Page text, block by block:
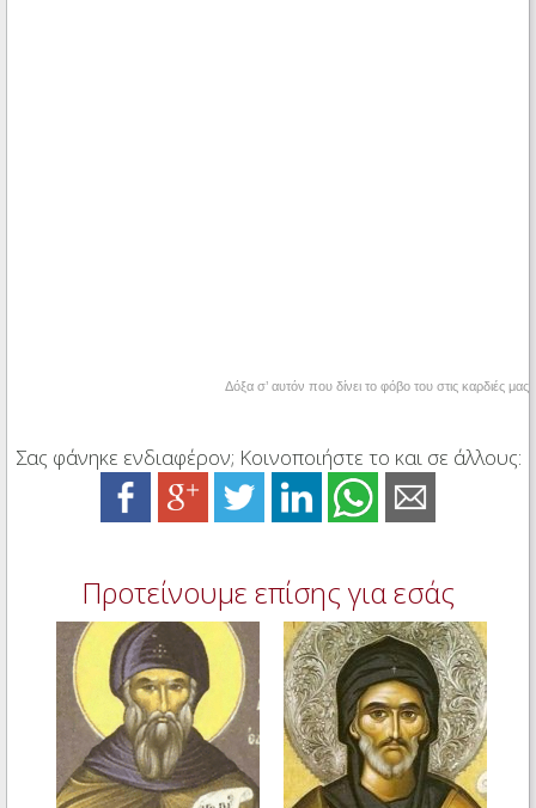
Δόξα σ’ αυτόν που δίνει το φόβο του στις καρδιές μας
Σας φάνηκε ενδιαφέρον; Κοινοποιήστε το και σε άλλους:
Προτείνουμε επίσης για εσάς